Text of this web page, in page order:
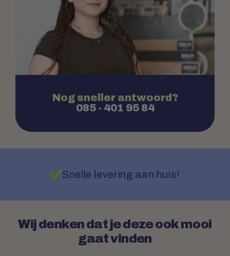
Nog sneller antwoord?
085 - 401 95 84
Snelle levering aan huis!
Wij denken dat je deze ook mooi
gaat vinden